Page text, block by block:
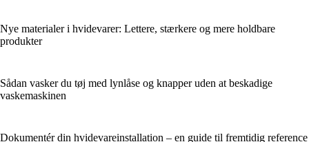
Nye materialer i hvidevarer: Lettere, stærkere og mere holdbare
produkter
Sådan vasker du tøj med lynlåse og knapper uden at beskadige
vaskemaskinen
Dokumentér din hvidevareinstallation – en guide til fremtidig reference